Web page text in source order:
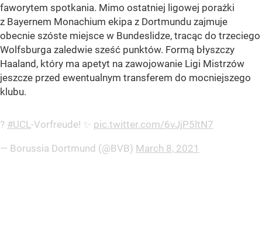
faworytem spotkania. Mimo ostatniej ligowej porażki
z Bayernem Monachium ekipa z Dortmundu zajmuje
obecnie szóste miejsce w Bundeslidze, tracąc do trzeciego
Wolfsburga zaledwie sześć punktów. Formą błyszczy
Haaland, który ma apetyt na zawojowanie Ligi Mistrzów
jeszcze przed ewentualnym transferem do mocniejszego
klubu.
? #UCL -Vorfreude! ✨ pic.twitter.com/6vJjP5ltN7
— Borussia Dortmund (@BVB) March 8, 2021